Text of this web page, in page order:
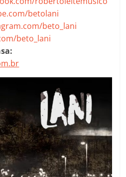
betolani
beto_lani
beto_lani